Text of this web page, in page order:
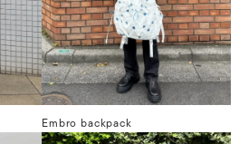
Embro backpack